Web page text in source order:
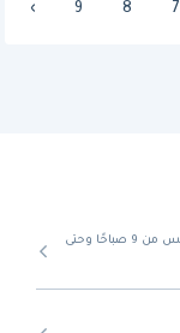
7
8
9
›
من الأحد إلى الخميس من 9 صباحًا وحتى